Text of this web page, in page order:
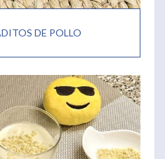
DE POLLO